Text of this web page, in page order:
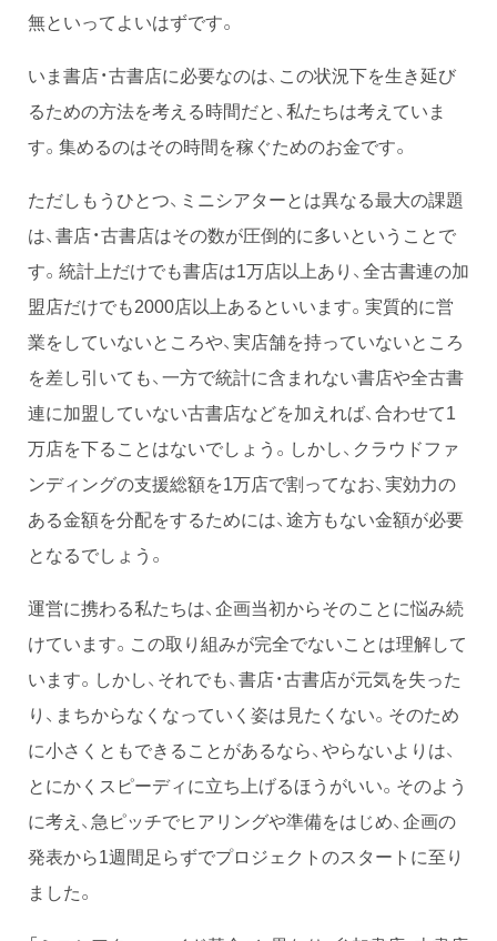
無といってよいはずです。
いま書店・古書店に必要なのは、この状況下を生き延び
るための方法を考える時間だと、私たちは考えていま
す。集めるのはその時間を稼ぐためのお金です。
ただしもうひとつ、ミニシアターとは異なる最大の課題
は、書店・古書店はその数が圧倒的に多いということで
す。統計上だけでも書店は1万店以上あり、全古書連の加
盟店だけでも2000店以上あるといいます。実質的に営
業をしていないところや、実店舗を持っていないところ
を差し引いても、一方で統計に含まれない書店や全古書
連に加盟していない古書店などを加えれば、合わせて1
万店を下ることはないでしょう。しかし、クラウドファ
ンディングの支援総額を1万店で割ってなお、実効力の
ある金額を分配をするためには、途方もない金額が必要
となるでしょう。
運営に携わる私たちは、企画当初からそのことに悩み続
けています。この取り組みが完全でないことは理解して
います。しかし、それでも、書店・古書店が元気を失った
り、まちからなくなっていく姿は見たくない。そのため
に小さくともできることがあるなら、やらないよりは、
とにかくスピーディに立ち上げるほうがいい。そのよう
に考え、急ピッチでヒアリングや準備をはじめ、企画の
発表から1週間足らずでプロジェクトのスタートに至り
ました。